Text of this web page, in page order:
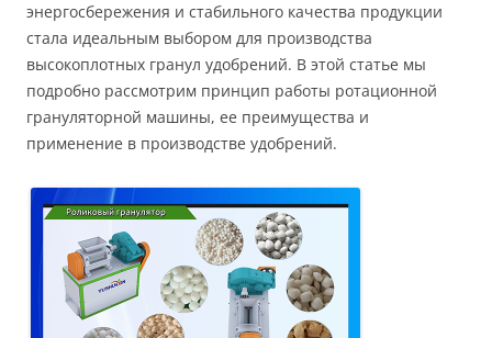
энергосбережения и стабильного качества продукции
стала идеальным выбором для производства
высокоплотных гранул удобрений. В этой статье мы
подробно рассмотрим принцип работы ротационной
грануляторной машины, ее преимущества и
применение в производстве удобрений.